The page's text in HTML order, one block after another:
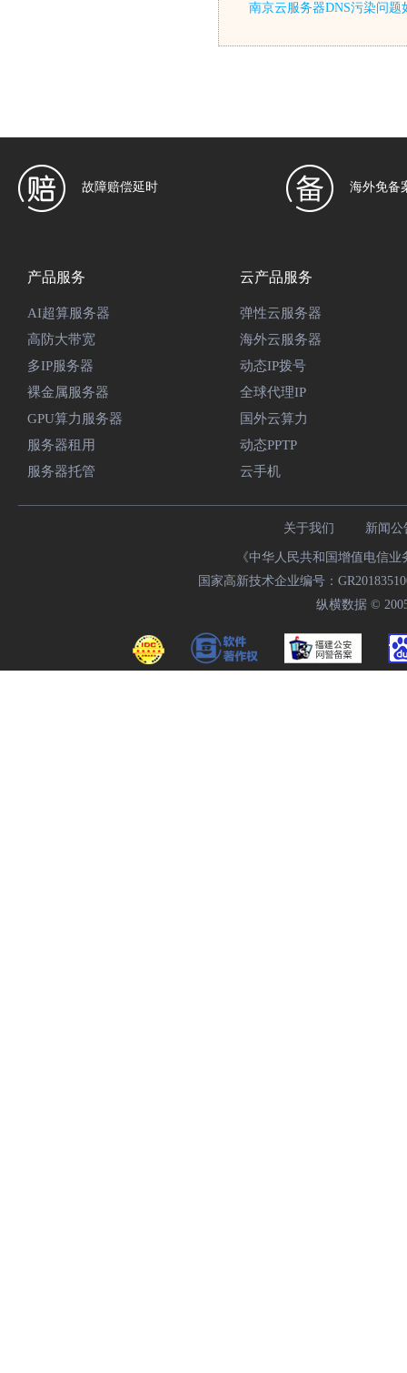
南京云服务器DNS污染问题
故障赔偿延时 海外免备
产品服务
AI超算服务器
高防大带宽
多IP服务器
裸金属服务器
GPU算力服务器
服务器租用
服务器托管
云产品服务
弹性云服务器
海外云服务器
动态IP拨号
全球代理IP
国外云算力
动态PPTP
云手机
关于我们 新闻公
《中华人民共和国增值电信
国家高新技术企业编号：
纵横数据 ©